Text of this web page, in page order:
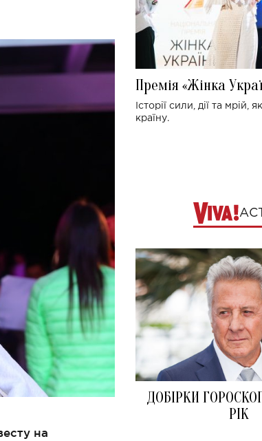
на
Премія «Жінка
Історії сили, дії та мрій,
країну.
ДОБІРКИ
РІК